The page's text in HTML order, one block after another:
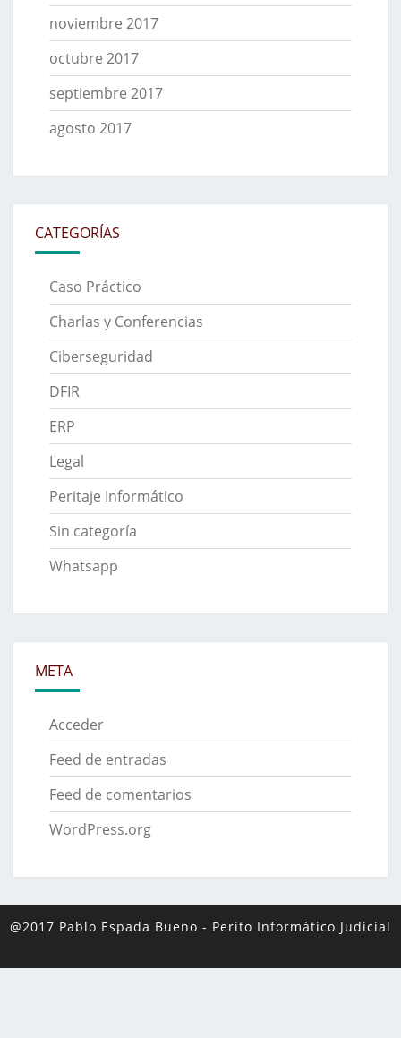
noviembre 2017
octubre 2017
septiembre 2017
agosto 2017
CATEGORÍAS
Caso Práctico
Charlas y Conferencias
Ciberseguridad
DFIR
ERP
Legal
Peritaje Informático
Sin categoría
Whatsapp
META
Acceder
Feed de entradas
Feed de comentarios
WordPress.org
@2017 Pablo Espada Bueno - Perito Informático Judicial